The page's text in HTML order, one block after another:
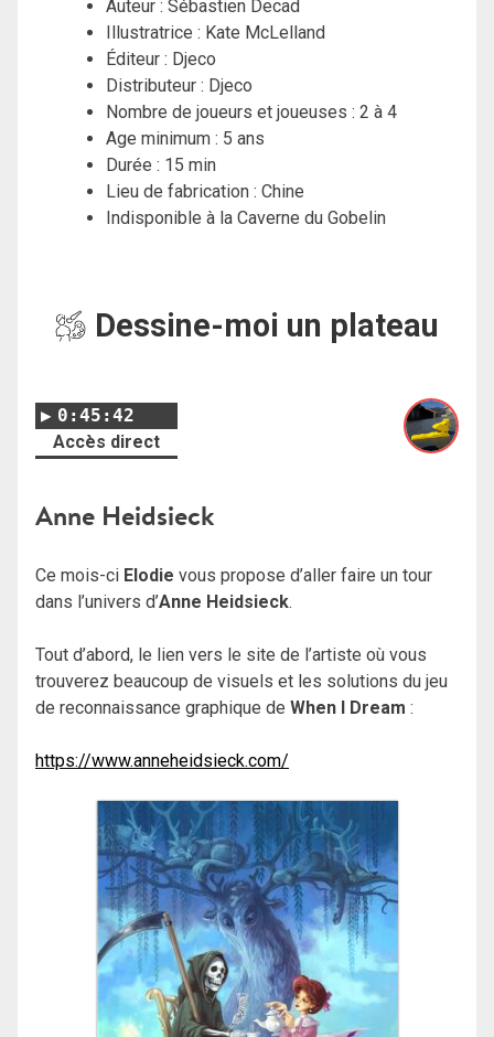
Auteur : Sébastien Decad
Illustratrice : Kate McLelland
Éditeur : Djeco
Distributeur : Djeco
Nombre de joueurs et joueuses : 2 à 4
Age minimum : 5 ans
Durée : 15 min
Lieu de fabrication : Chine
Indisponible à la Caverne du Gobelin
Dessine-moi un plateau
0:45:42
Accès direct
Anne Heidsieck
Ce mois-ci Elodie vous propose d’aller faire un tour
dans l’univers d’Anne Heidsieck.
Tout d’abord, le lien vers le site de l’artiste où vous
trouverez beaucoup de visuels et les solutions du jeu
de reconnaissance graphique de When I Dream :
https://www.anneheidsieck.com/